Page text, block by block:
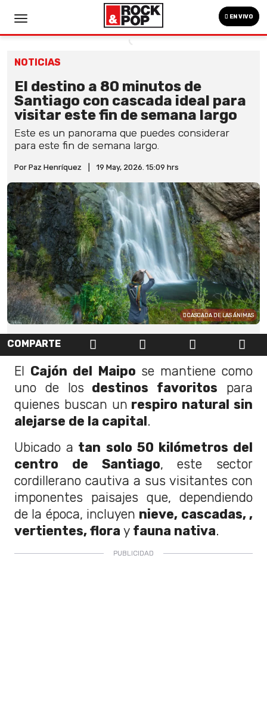
EN VIVO
NOTICIAS
El destino a 80 minutos de
Santiago con cascada ideal para
visitar este fin de semana largo
Este es un panorama que puedes considerar
para este fin de semana largo.
Por Paz Henríquez 19 May, 2026. 15:09 hrs
CASCADA DE LAS ÁNIMAS
COMPARTE
El Cajón del Maipo se mantiene como
uno de losdestinos favoritos para
quienes buscan un respiro natural sin
alejarse de la capital.
Ubicado a tan solo 50 kilómetros del
centro de Santiago, este sector
cordillerano cautiva a sus visitantes con
imponentes paisajes que, dependiendo
de la época, incluyen nieve, cascadas, ,
vertientes, flora y fauna nativa.